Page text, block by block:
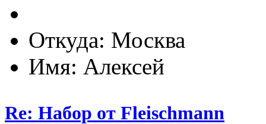
Откуда: Москва
Имя: Алексей
Re: Набор от Fleischmann